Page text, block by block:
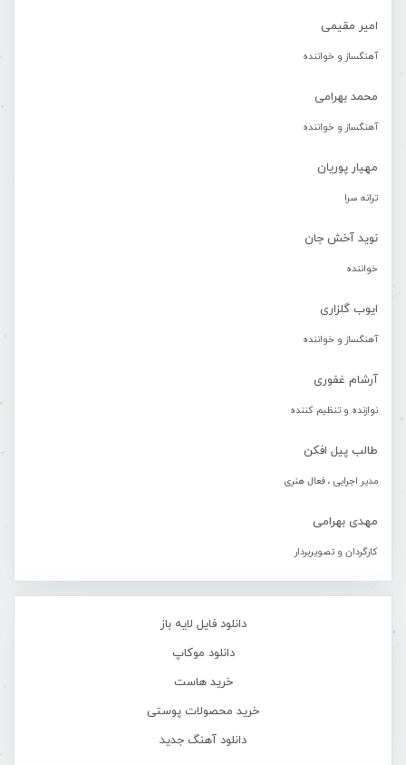
امیر مقیمی
آهنگساز و خواننده
محمد بهرامی
آهنگساز و خواننده
مهیار پوریان
ترانه سرا
نوید آخش جان
خواننده
ایوب گلزاری
آهنگساز و خواننده
آرشام غفوری
نوازنده و تنظیم کننده
طالب پیل افکن
مدیر اجرایی ، فعال هنری
مهدی بهرامی
کارگردان و تصویربردار
دانلود فایل لایه باز
دانلود موکاپ
خرید هاست
خرید محصولات پوستی
دانلود آهنگ جدید